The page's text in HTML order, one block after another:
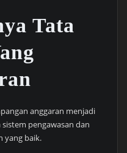
Tata
anggaran menjadi
pengawasan dan
yang baik.